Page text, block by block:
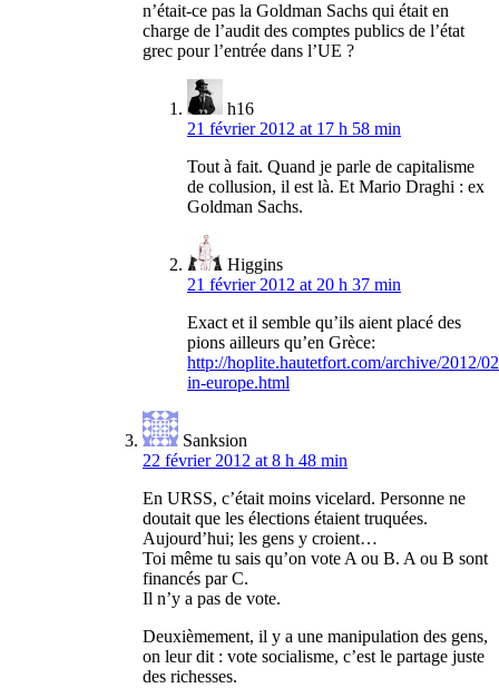
n’était-ce pas la Goldman Sachs qui était en
charge de l’audit des comptes publics de l’état
grec pour l’entrée dans l’UE ?
h16
21 février 2012 at 17 h 58 min
Tout à fait. Quand je parle de capitalisme
de collusion, il est là. Et Mario Draghi : ex
Goldman Sachs.
Higgins
21 février 2012 at 20 h 37 min
Exact et il semble qu’ils aient placé des
pions ailleurs qu’en Grèce:
http://hoplite.hautetfort.com/archive/2012/
in-europe.html
Sanksion
22 février 2012 at 8 h 48 min
En URSS, c’était moins vicelard. Personne ne
doutait que les élections étaient truquées.
Aujourd’hui; les gens y croient…
Toi même tu sais qu’on vote A ou B. A ou B sont
financés par C.
Il n’y a pas de vote.
Deuxièmement, il y a une manipulation des gens,
on leur dit : vote socialisme, c’est le partage juste
des richesses.